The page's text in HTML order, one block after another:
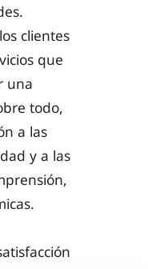
clientes
que
una
todo,
a las
y a las